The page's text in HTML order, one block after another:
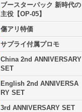
ブースターパック 新時代の
主役【OP-05】
傷アリ特価
サプライ付属プロモ
China 2nd ANNIVERSARY
SET
English 2nd ANNIVERSA
RY SET
3rd ANNIVERSARY SET